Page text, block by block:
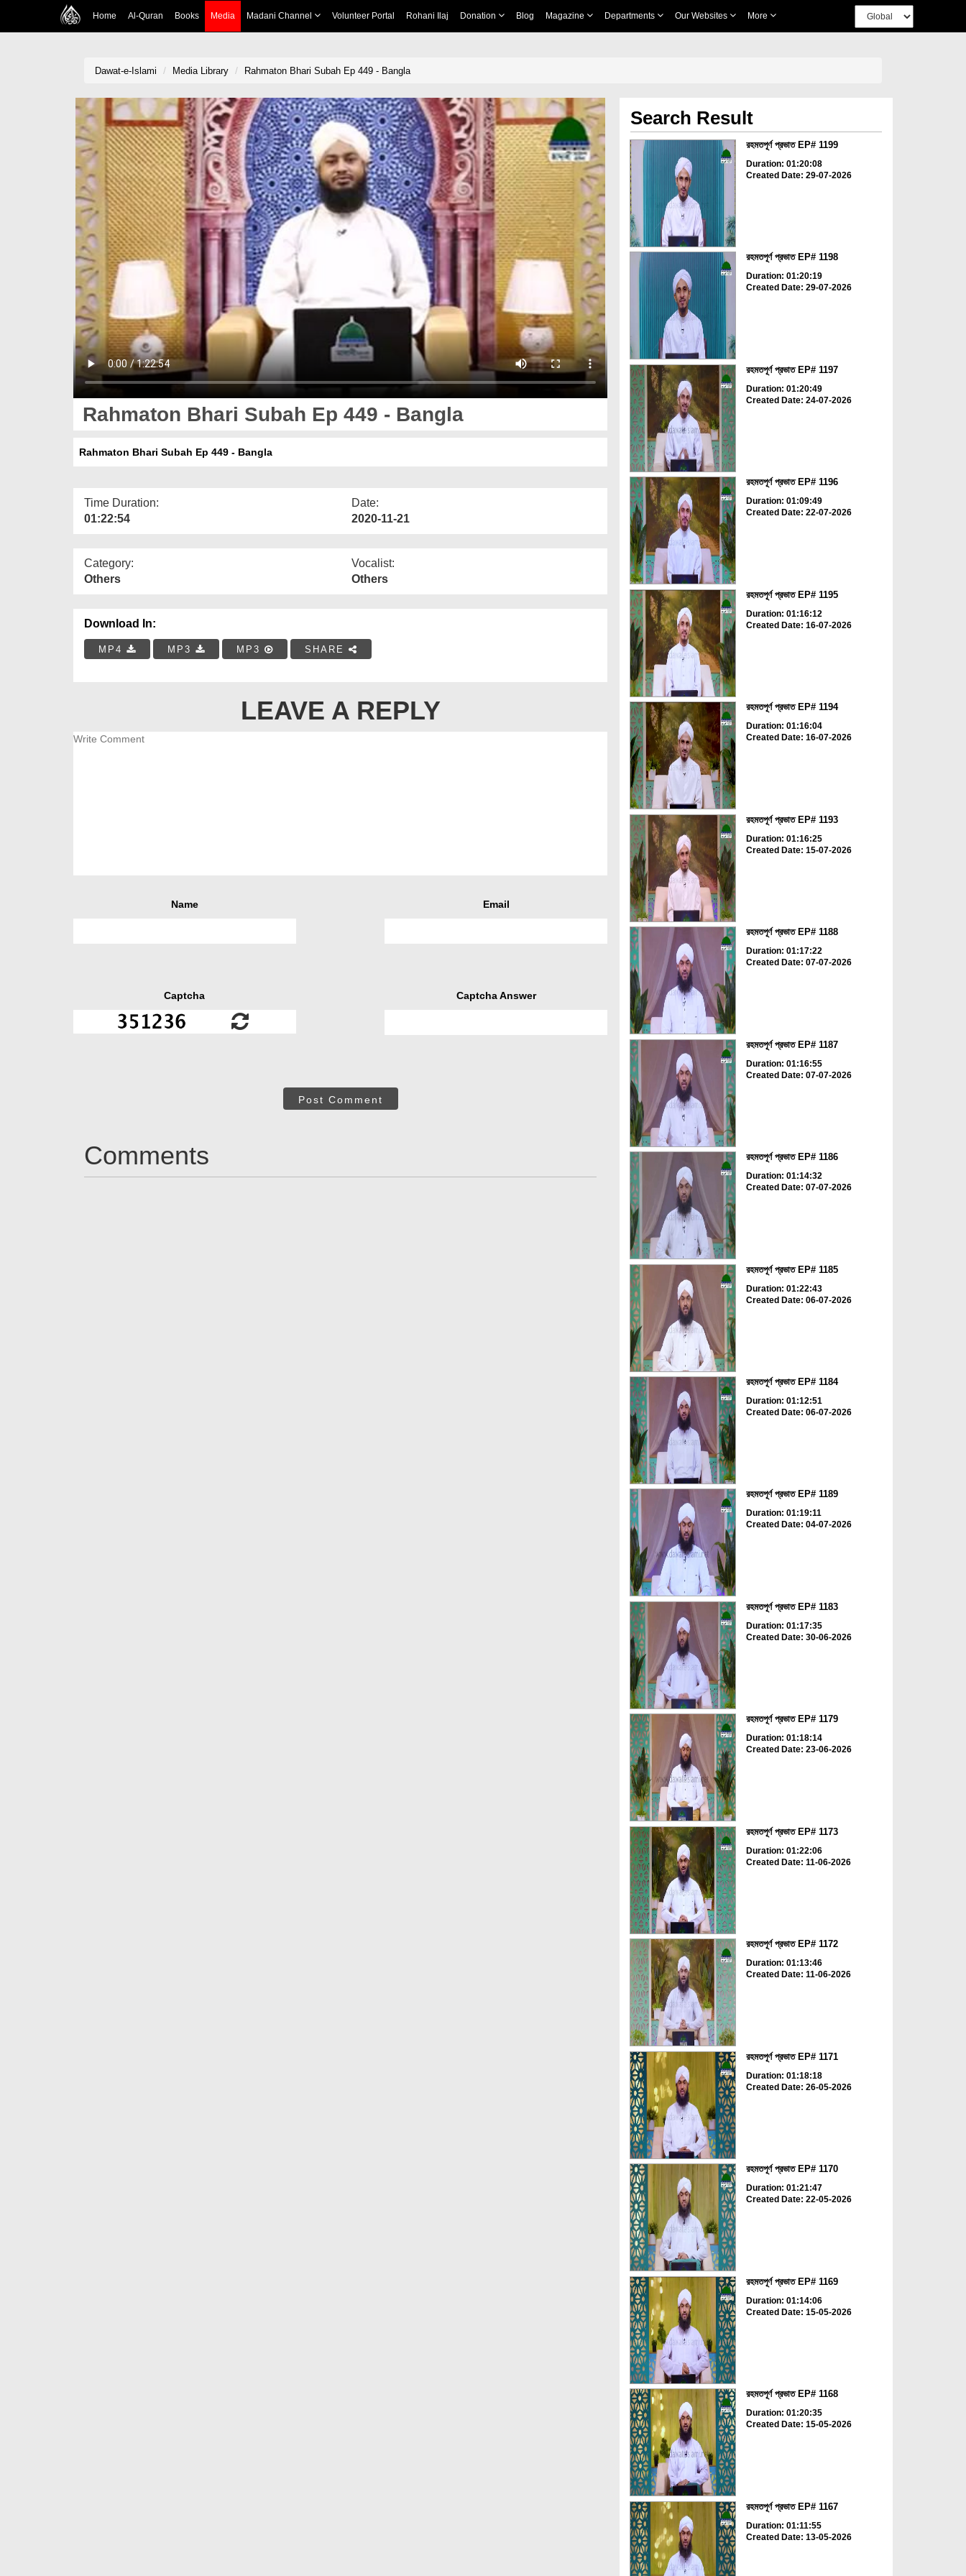
Home Al-Quran Books Media Madani Channel Volunteer Portal Rohani Ilaj Donation Blog Magazine Departments Our Websites More
Dawat-e-Islami Media Library Rahmaton Bhari Subah Ep 449 - Bangla
Rahmaton Bhari Subah Ep 449 - Bangla
Rahmaton Bhari Subah Ep 449 - Bangla
Time Duration:
01:22:54
Date:
2020-11-21
Category:
Others
Vocalist:
Others
Download In:
MP4 MP3 MP3 SHARE
LEAVE A REPLY
Name Email
Captcha Captcha Answer
Post Comment
Comments
Search Result
রহমতপূর্ণ প্রভাত EP# 1199
Duration: 01:20:08
Created Date: 29-07-2026
রহমতপূর্ণ প্রভাত EP# 1198
Duration: 01:20:19
Created Date: 29-07-2026
রহমতপূর্ণ প্রভাত EP# 1197
Duration: 01:20:49
Created Date: 24-07-2026
রহমতপূর্ণ প্রভাত EP# 1196
Duration: 01:09:49
Created Date: 22-07-2026
রহমতপূর্ণ প্রভাত EP# 1195
Duration: 01:16:12
Created Date: 16-07-2026
রহমতপূর্ণ প্রভাত EP# 1194
Duration: 01:16:04
Created Date: 16-07-2026
রহমতপূর্ণ প্রভাত EP# 1193
Duration: 01:16:25
Created Date: 15-07-2026
রহমতপূর্ণ প্রভাত EP# 1188
Duration: 01:17:22
Created Date: 07-07-2026
রহমতপূর্ণ প্রভাত EP# 1187
Duration: 01:16:55
Created Date: 07-07-2026
রহমতপূর্ণ প্রভাত EP# 1186
Duration: 01:14:32
Created Date: 07-07-2026
রহমতপূর্ণ প্রভাত EP# 1185
Duration: 01:22:43
Created Date: 06-07-2026
রহমতপূর্ণ প্রভাত EP# 1184
Duration: 01:12:51
Created Date: 06-07-2026
রহমতপূর্ণ প্রভাত EP# 1189
Duration: 01:19:11
Created Date: 04-07-2026
রহমতপূর্ণ প্রভাত EP# 1183
Duration: 01:17:35
Created Date: 30-06-2026
রহমতপূর্ণ প্রভাত EP# 1179
Duration: 01:18:14
Created Date: 23-06-2026
রহমতপূর্ণ প্রভাত EP# 1173
Duration: 01:22:06
Created Date: 11-06-2026
রহমতপূর্ণ প্রভাত EP# 1172
Duration: 01:13:46
Created Date: 11-06-2026
রহমতপূর্ণ প্রভাত EP# 1171
Duration: 01:18:18
Created Date: 26-05-2026
রহমতপূর্ণ প্রভাত EP# 1170
Duration: 01:21:47
Created Date: 22-05-2026
রহমতপূর্ণ প্রভাত EP# 1169
Duration: 01:14:06
Created Date: 15-05-2026
রহমতপূর্ণ প্রভাত EP# 1168
Duration: 01:20:35
Created Date: 15-05-2026
রহমতপূর্ণ প্রভাত EP# 1167
Duration: 01:11:55
Created Date: 13-05-2026